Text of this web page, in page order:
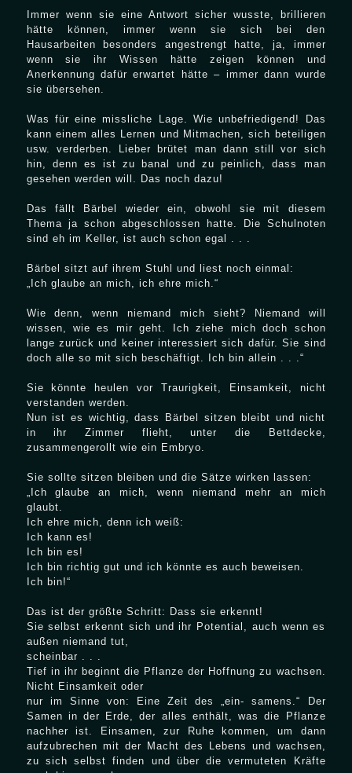
Immer wenn sie eine Antwort sicher wusste, brillieren
hätte können, immer wenn sie sich bei den
Hausarbeiten besonders angestrengt hatte, ja, immer
wenn sie ihr Wissen hätte zeigen können und
Anerkennung dafür erwartet hätte – immer dann wurde
sie übersehen.
Was für eine missliche Lage. Wie unbefriedigend! Das
kann einem alles Lernen und Mitmachen, sich beteiligen
usw. verderben. Lieber brütet man dann still vor sich
hin, denn es ist zu banal und zu peinlich, dass man
gesehen werden will. Das noch dazu!
Das fällt Bärbel wieder ein, obwohl sie mit diesem
Thema ja schon abgeschlossen hatte. Die Schulnoten
sind eh im Keller, ist auch schon egal . . .
Bärbel sitzt auf ihrem Stuhl und liest noch einmal:
„Ich glaube an mich, ich ehre mich.“
Wie denn, wenn niemand mich sieht? Niemand will
wissen, wie es mir geht. Ich ziehe mich doch schon
lange zurück und keiner interessiert sich dafür. Sie sind
doch alle so mit sich beschäftigt. Ich bin allein . . .“
Sie könnte heulen vor Traurigkeit, Einsamkeit, nicht
verstanden werden.
Nun ist es wichtig, dass Bärbel sitzen bleibt und nicht
in ihr Zimmer flieht, unter die Bettdecke,
zusammengerollt wie ein Embryo.
Sie sollte sitzen bleiben und die Sätze wirken lassen:
„Ich glaube an mich, wenn niemand mehr an mich
glaubt.
Ich ehre mich, denn ich weiß:
Ich kann es!
Ich bin es!
Ich bin richtig gut und ich könnte es auch beweisen.
Ich bin!“
Das ist der größte Schritt: Dass sie erkennt!
Sie selbst erkennt sich und ihr Potential, auch wenn es
außen niemand tut,
scheinbar . . .
Tief in ihr beginnt die Pflanze der Hoffnung zu wachsen.
Nicht Einsamkeit oder
nur im Sinne von: Eine Zeit des „ein- samens.“ Der
Samen in der Erde, der alles enthält, was die Pflanze
nachher ist. Einsamen, zur Ruhe kommen, um dann
aufzubrechen mit der Macht des Lebens und wachsen,
zu sich selbst finden und über die vermuteten Kräfte